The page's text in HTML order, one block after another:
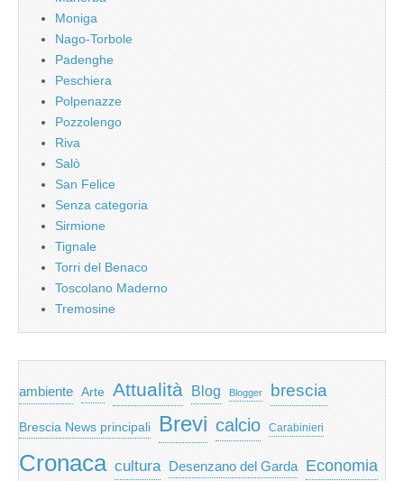
Moniga
Nago-Torbole
Padenghe
Peschiera
Polpenazze
Pozzolengo
Riva
Salò
San Felice
Senza categoria
Sirmione
Tignale
Torri del Benaco
Toscolano Maderno
Tremosine
ambiente Arte Attualità Blog Blogger brescia
Brescia News principali Brevi calcio Carabinieri
Cronaca cultura Desenzano del Garda Economia